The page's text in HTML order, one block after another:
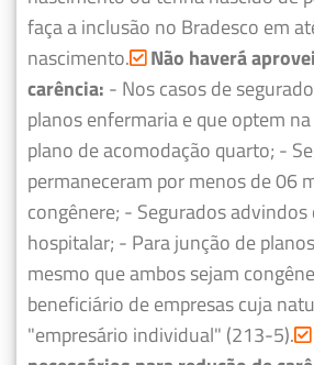
faça a inclusão no Bradesco em
nascimento. Não haverá
carência: - Nos casos de
planos enfermaria e que optem
plano de acomodação quarto; -
permaneceram por menos de 06
congênere; - Segurados advindos
hospitalar; - Para junção de
mesmo que ambos sejam
beneficiário de empresas cuja
"empresário individual" (213-5).